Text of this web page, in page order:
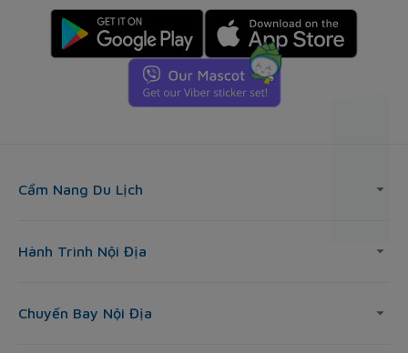
Cẩm Nang Du Lịch
Hành Trình Nội Địa
Chuyến Bay Nội Địa